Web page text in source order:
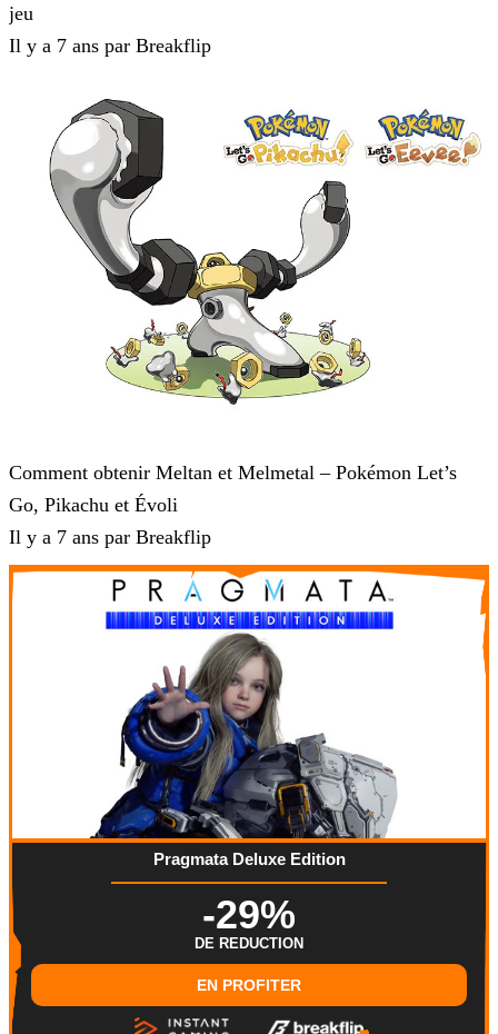
jeu
Il y a 7 ans par Breakflip
Comment obtenir Meltan et Melmetal – Pokémon Let’s
Go, Pikachu et Évoli
Il y a 7 ans par Breakflip
Pragmata Deluxe Edition
-29%
DE REDUCTION
EN PROFITER